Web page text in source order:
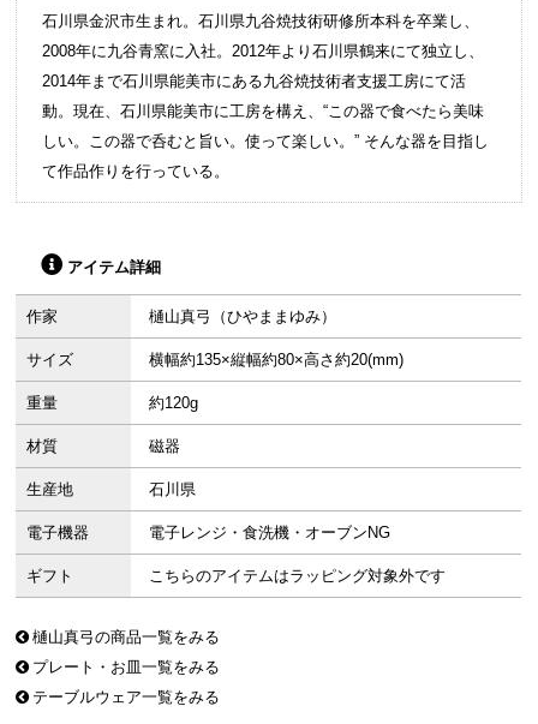
石川県金沢市生まれ。石川県九谷焼技術研修所本科を卒業し、
2008年に九谷青窯に入社。2012年より石川県鶴来にて独立し、
2014年まで石川県能美市にある九谷焼技術者支援工房にて活
動。現在、石川県能美市に工房を構え、“この器で食べたら美味
しい。この器で呑むと旨い。使って楽しい。” そんな器を目指し
て作品作りを行っている。
アイテム詳細
作家 樋山真弓（ひやままゆみ）
サイズ 横幅約135×縦幅約80×高さ約20(mm)
重量 約120g
材質 磁器
生産地 石川県
電子機器 電子レンジ・食洗機・オーブンNG
ギフト こちらのアイテムはラッピング対象外です
樋山真弓の商品一覧をみる
プレート・お皿一覧をみる
テーブルウェア一覧をみる